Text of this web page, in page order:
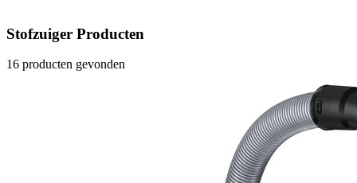
Stofzuiger Producten
16 producten gevonden